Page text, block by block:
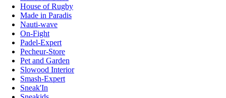
House of Rugby
Made in Paradis
Nauti-wave
On-Fight
Padel-Expert
Pecheur-Store
Pet and Garden
Slowood Interior
Smash-Expert
Sneak'In